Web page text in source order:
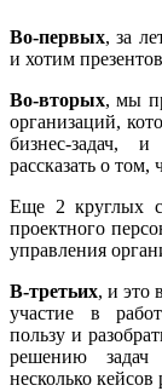
Во-первых, за
и хотим
Во-вторых, мы
организаций,
бизнес-задач,
рассказать о том,
Еще 2 круглых
проектного
управления
В-третьих, и это
участие в
пользу и
решению
несколько